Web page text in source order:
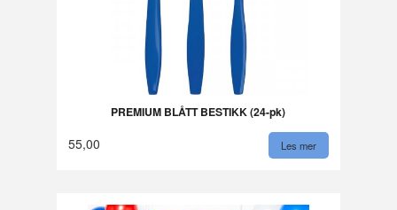
PREMIUM BLÅTT BESTIKK (24-pk)
55,00 Les mer